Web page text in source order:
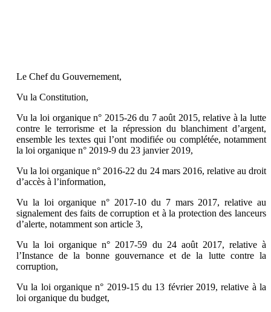
Le Chef du Gouvernement,
Vu la Constitution,
Vu la loi organique n° 2015-26 du 7 août 2015, relative à la lutte
contre le terrorisme et la répression du blanchiment d’argent,
ensemble les textes qui l’ont modifiée ou complétée, notamment
la loi organique n° 2019-9 du 23 janvier 2019,
Vu la loi organique n° 2016-22 du 24 mars 2016, relative au droit
d’accès à l’information,
Vu la loi organique n° 2017-10 du 7 mars 2017, relative au
signalement des faits de corruption et à la protection des lanceurs
d’alerte, notamment son article 3,
Vu la loi organique n° 2017-59 du 24 août 2017, relative à
l’Instance de la bonne gouvernance et de la lutte contre la
corruption,
Vu la loi organique n° 2019-15 du 13 février 2019, relative à la
loi organique du budget,